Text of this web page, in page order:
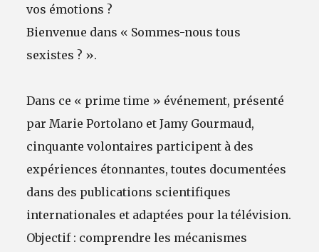
vos émotions ?
Bienvenue dans « Sommes-nous tous
sexistes ? ».
Dans ce « prime time » événement, présenté
par Marie Portolano et Jamy Gourmaud,
cinquante volontaires participent à des
expériences étonnantes, toutes documentées
dans des publications scientifiques
internationales et adaptées pour la télévision.
Objectif : comprendre les mécanismes